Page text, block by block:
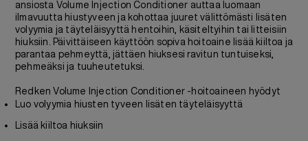
ansiosta Volume Injection Conditioner auttaa luomaan
ilmavuutta hiustyveen ja kohottaa juuret välittömästi lisäten
volyymia ja täyteläisyyttä hentoihin, käsiteltyihin tai litteisiin
hiuksiin. Päivittäiseen käyttöön sopiva hoitoaine lisää kiiltoa ja
parantaa pehmeyttä, jättäen hiuksesi ravitun tuntuiseksi,
pehmeäksi ja tuuheutetuksi.
Redken Volume Injection Conditioner -hoitoaineen hyödyt
Luo volyymia hiusten tyveen lisäten täyteläisyyttä
Lisää kiiltoa hiuksiin